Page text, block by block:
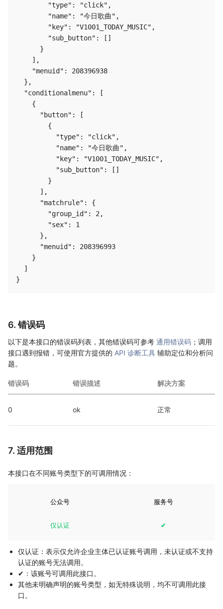
        "type": "click",
        "name": "今日歌曲",
        "key": "V1001_TODAY_MUSIC",
        "sub_button": []
      }
    ],
    "menuid": 208396938
  },
  "conditionalmenu": [
    {
      "button": [
        {
          "type": "click",
          "name": "今日歌曲",
          "key": "V1001_TODAY_MUSIC",
          "sub_button": []
        }
      ],
      "matchrule": {
        "group_id": 2,
        "sex": 1
      },
      "menuid": 208396993
    }
  ]
6. 错误码
以下是本接口的错误码列表，其他错误码可参考 通用错误码 ；调用
接口遇到报错，可使用官方提供的 API 诊断工具 辅助定位和分析问
题。
错误码 错误描述 解决方案
0 ok 正常
7. 适用范围
本接口在不同账号类型下的可调用情况：
公众号 服务号
仅认证 ✔
仅认证：表示仅允许企业主体已认证账号调用，未认证或不支持
认证的账号无法调用。
✔：该账号可调用此接口。
其他未明确声明的账号类型，如无特殊说明，均不可调用此接
口。